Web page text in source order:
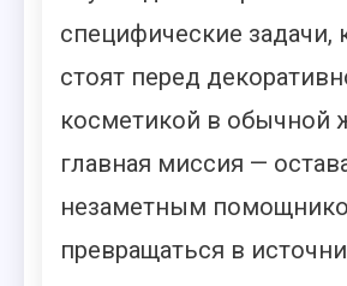
специфические задачи,
стоят перед
косметикой в обычной
главная миссия —
незаметным
превращаться в